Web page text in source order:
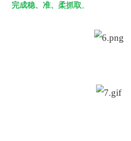
完成稳、准、柔抓取。